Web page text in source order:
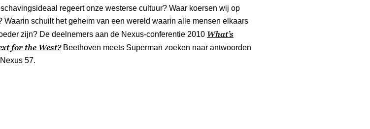
regeert onze westerse cultuur? Waar koersen wij op
Waarin schuilt het geheim van een wereld waarin alle mensen elkaars
zijn? De deelnemers aan de Nexus-conferentie 2010 What’s
for the West?Beethoven meets Superman zoeken naar antwoorden
57.